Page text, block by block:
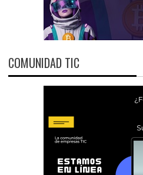
COMUNIDAD TIC